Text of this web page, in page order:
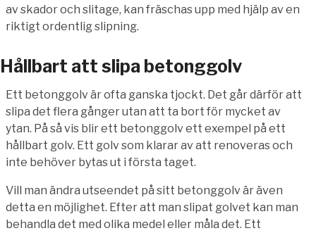
av skador och slitage, kan fräschas upp med hjälp av en
riktigt ordentlig slipning.
Hållbart att slipa betonggolv
Ett betonggolv är ofta ganska tjockt. Det går därför att
slipa det flera gånger utan att ta bort för mycket av
ytan. På så vis blir ett betonggolv ett exempel på ett
hållbart golv. Ett golv som klarar av att renoveras och
inte behöver bytas ut i första taget.
Vill man ändra utseendet på sitt betonggolv är även
detta en möjlighet. Efter att man slipat golvet kan man
behandla det med olika medel eller måla det. Ett